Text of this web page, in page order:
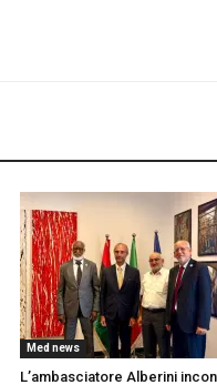
Med news
L’ambasciatore Alberini